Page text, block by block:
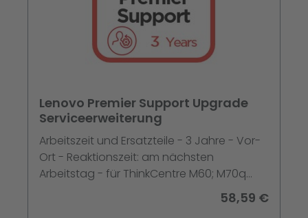
Lenovo Premier Support Upgrade
Serviceerweiterung
Arbeitszeit und Ersatzteile - 3 Jahre - Vor-
Ort - Reaktionszeit: am nächsten
Arbeitstag - für ThinkCentre M60; M70q
Gen 2; M70t Gen 2; M80s Gen 3; M80t Gen
58,59 €